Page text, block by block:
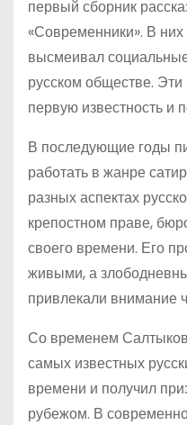
первый сборник
«Современники». В них
высмеивал
русском обществе.
первую известность и
В последующие годы
работать в жанре
разных аспектах
крепостном праве,
своего времени. Его
живыми, а
привлекали внимание
Со временем
самых известных
времени и получил
рубежом. В